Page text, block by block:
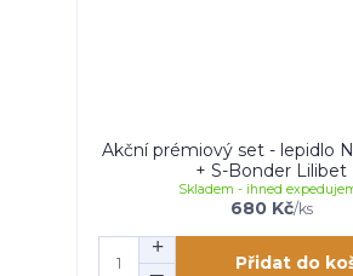
Akční prémiový set - lepidlo
+ S-Bonder Lilibet
680 Kč/ks
Skladem - ihned
Přidat do